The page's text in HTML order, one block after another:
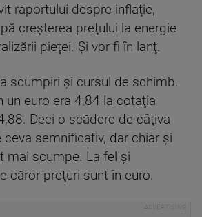
raportului despre inflaţie,
creşterea preţului la energie
pieţei. Şi vor fi în lanţ.
scumpiri şi cursul de schimb.
un euro era 4,84 la cotaţia
Deci o scădere de câţiva
ceva semnificativ, dar chiar şi
mai scumpe. La fel şi
căror preţuri sunt în euro.